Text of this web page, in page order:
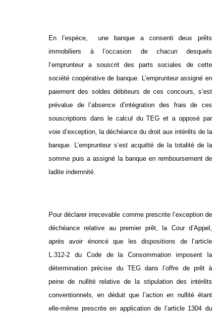
En l’espèce, une banque a consenti deux prêts
immobiliers à l’occasion de chacun desquels
l’emprunteur a souscrit des parts sociales de cette
société coopérative de banque. L’emprunteur assigné en
paiement des soldes débiteurs de ces concours, s’est
prévalue de l’absence d’intégration des frais de ces
souscriptions dans le calcul du TEG et a opposé par
voie d’exception, la déchéance du droit aux intérêts de la
banque. L’emprunteur s’est acquitté de la totalité de la
somme puis a assigné la banque en remboursement de
ladite indemnité.
Pour déclarer irrecevable comme prescrite l’exception de
déchéance relative au premier prêt, la Cour d’Appel,
après avoir énoncé que les dispositions de l’article
L.312-2 du Code de la Consommation imposent la
détermination précise du TEG dans l’offre de prêt à
peine de nullité relative de la stipulation des intérêts
conventionnels, en déduit que l’action en nullité étant
elle-même prescrite en application de l’article 1304 du